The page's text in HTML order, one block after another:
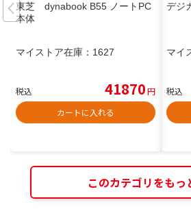
東芝 dynabook B55 ノートPC
本体
マイストア在庫： 1627
税込 41870円
カートに入れる
デジ
マイ
税込
このカテゴリをもっ